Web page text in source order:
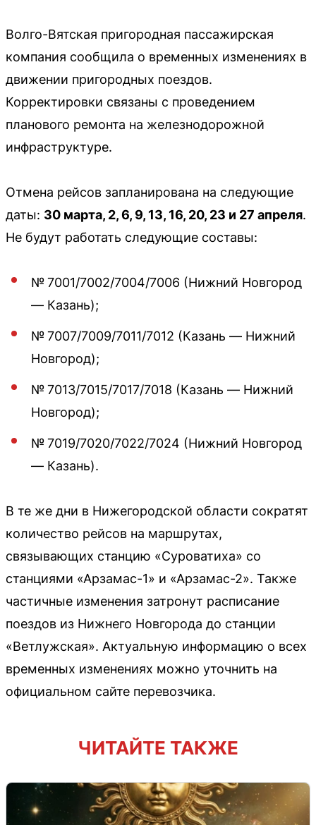
Волго-Вятская пригородная пассажирская
компания сообщила о временных изменениях в
движении пригородных поездов.
Корректировки связаны с проведением
планового ремонта на железнодорожной
инфраструктуре.
Отмена рейсов запланирована на следующие
даты: 30 марта, 2, 6, 9, 13, 16, 20, 23 и 27 апреля.
Не будут работать следующие составы:
№ 7001/7002/7004/7006 (Нижний Новгород
— Казань);
№ 7007/7009/7011/7012 (Казань — Нижний
Новгород);
№ 7013/7015/7017/7018 (Казань — Нижний
Новгород);
№ 7019/7020/7022/7024 (Нижний Новгород
— Казань).
В те же дни в Нижегородской области сократят
количество рейсов на маршрутах,
связывающих станцию «Суроватиха» со
станциями «Арзамас-1» и «Арзамас-2». Также
частичные изменения затронут расписание
поездов из Нижнего Новгорода до станции
«Ветлужская». Актуальную информацию о всех
временных изменениях можно уточнить на
официальном сайте перевозчика.
ЧИТАЙТЕ ТАКЖЕ